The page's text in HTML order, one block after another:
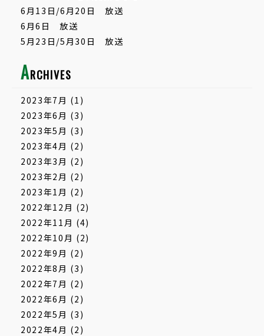
6月13日/6月20日 放送
6月6日 放送
5月23日/5月30日 放送
ARCHIVES
2023年7月 (1)
2023年6月 (3)
2023年5月 (3)
2023年4月 (2)
2023年3月 (2)
2023年2月 (2)
2023年1月 (2)
2022年12月 (2)
2022年11月 (4)
2022年10月 (2)
2022年9月 (2)
2022年8月 (3)
2022年7月 (2)
2022年6月 (2)
2022年5月 (3)
2022年4月 (2)